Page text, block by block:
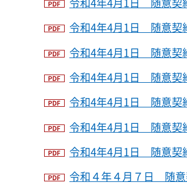
令和4年4月1日 随意契
令和4年4月1日 随意契
令和4年4月1日 随意契
令和4年4月1日 随意契
令和4年4月1日 随意契
令和4年4月1日 随意契
令和４年４月７日 随意